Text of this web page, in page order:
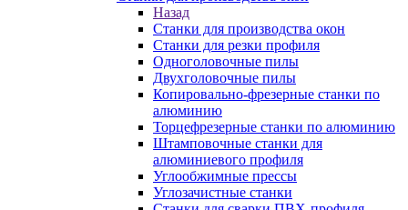
Назад
Станки для производства окон
Станки для резки профиля
Одноголовочные пилы
Двухголовочные пилы
Копировально-фрезерные станки по
алюминию
Торцефрезерные станки по алюминию
Штамповочные станки для
алюминиевого профиля
Углообжимные прессы
Углозачистные станки